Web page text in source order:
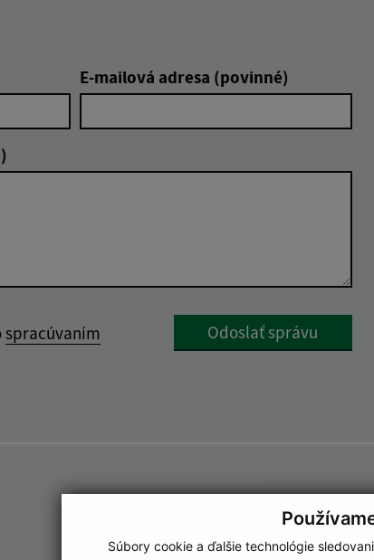
Súbory cookie a ďalšie technológie
E-mailová adresa (povinné)
spracúvaním
Odoslať správu